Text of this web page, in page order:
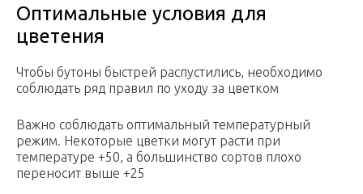
Оптимальные условия для
цветения
Чтобы бутоны быстрей распустились, необходимо
соблюдать ряд правил по уходу за цветком
Важно соблюдать оптимальный температурный
режим. Некоторые цветки могут расти при
температуре +50, а большинство сортов плохо
переносит выше +25